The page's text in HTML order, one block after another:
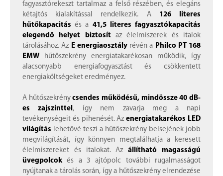
fagyasztórekeszt tartalmaz a felső részében, és elegáns
kétajtós kialakítással rendelkezik. A 126 literes
hűtőkapacitás és a 41,5 literes fagyasztókapacitás
elegendő helyet biztosít az élelmiszerek és italok
tárolásához. Az E energiaosztályrévén a Philco PT 168
EMW hűtőszekrény energiatakarékosan működik, így
alacsonyabb energiafogyasztást és csökkentett
energiaköltségeket eredményez.
A hűtőszekrénycsendes működésű, mindössze 40 dB-
es zajszinttel, így nem zavarja meg a napi
tevékenységeit és pihenését. Az energiatakarékos LED
világítás lehetővé teszi a hűtőszekrény belsejének jobb
megvilágítását, így könnyen megtalálhatja a keresett
élelmiszereket és italokat. Azállítható magasságú
üvegpolcok és a 3 ajtópolc további rugalmasságot
nyújtanak a tárolás során, így a hűtőszekrény elrendezése